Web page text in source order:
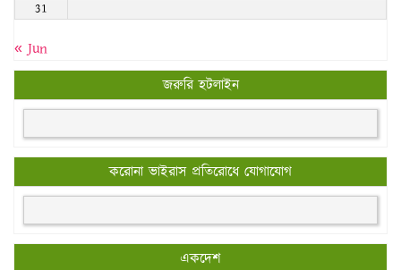
31
« Jun
জরুরি হটলাইন
করোনা ভাইরাস প্রতিরোধে যোগাযোগ
একদেশ